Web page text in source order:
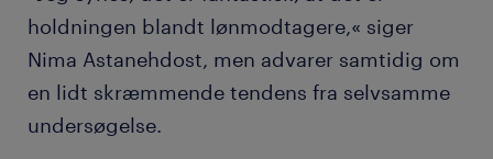
holdningen blandt lønmodtagere,« siger
Nima Astanehdost, men advarer samtidig om
en lidt skræmmende tendens fra selvsamme
undersøgelse.